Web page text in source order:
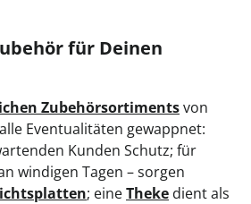
für Deinen
Zubehörsortimentsvon
Eventualitäten gewappnet:
Kunden Schutz; für
windigen Tagen – sorgen
; eineTheke dient als